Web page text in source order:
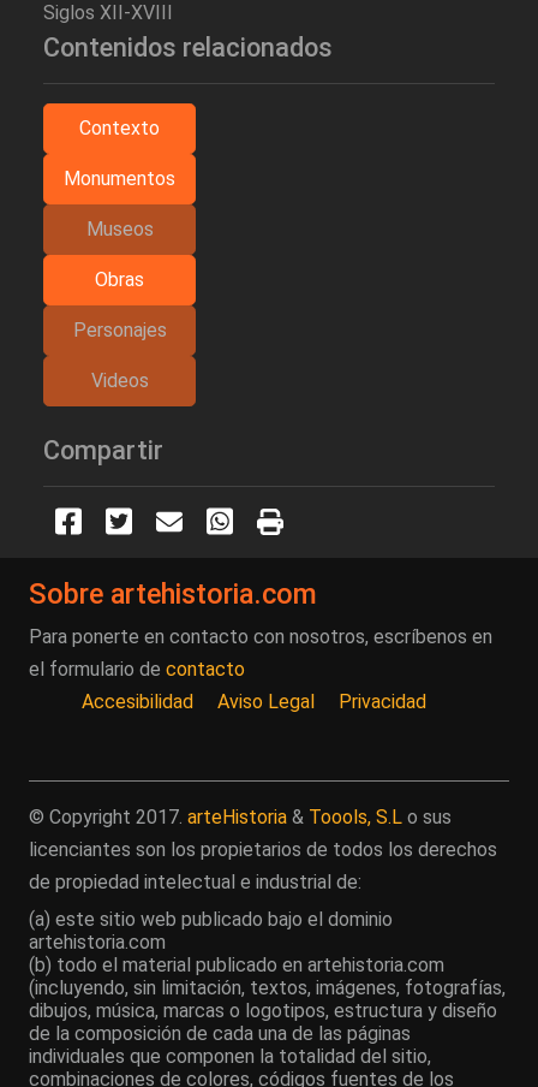
Siglos XII-XVIII
Contenidos relacionados
Contexto
Monumentos
Museos
Obras
Personajes
Videos
Compartir
Sobre artehistoria.com
Para ponerte en contacto con nosotros, escríbenos en
el formulario de contacto
Accesibilidad
Aviso Legal Privacidad
© Copyright 2017. arteHistoria & Toools, S.L o sus
licenciantes son los propietarios de todos los derechos
de propiedad intelectual e industrial de:
(a) este sitio web publicado bajo el dominio
artehistoria.com
(b) todo el material publicado en artehistoria.com
(incluyendo, sin limitación, textos, imágenes, fotografías,
dibujos, música, marcas o logotipos, estructura y diseño
de la composición de cada una de las páginas
individuales que componen la totalidad del sitio,
combinaciones de colores, códigos fuentes de los